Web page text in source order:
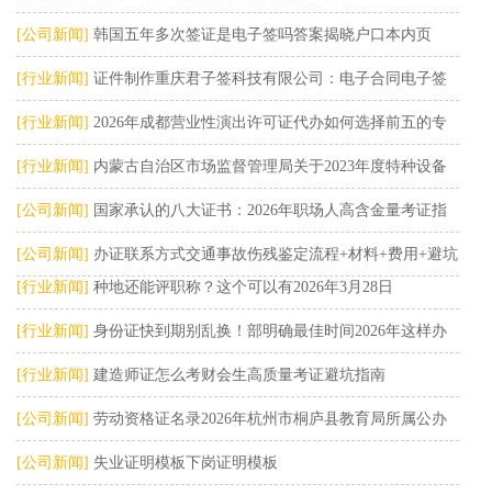
[公司新闻] 韩国五年多次签证是电子签吗答案揭晓户口本内页
[行业新闻] 证件制作重庆君子签科技有限公司：电子合同电子签
章电子签电子签
[行业新闻] 2026年成都营业性演出许可证代办如何选择前五的专
业机构
[行业新闻] 内蒙古自治区市场监督管理局关于2023年度特种设备
证后监督检
[公司新闻] 国家承认的八大证书：2026年职场人高含金量考证指
南与职业进
[公司新闻] 办证联系方式交通事故伤残鉴定流程+材料+费用+避坑
第五步少走
[行业新闻] 种地还能评职称？这个可以有2026年3月28日
[行业新闻] 身份证快到期别乱换！部明确最佳时间2026年这样办
一次就过证
[行业新闻] 建造师证怎么考财会生高质量考证避坑指南
[公司新闻] 劳动资格证名录2026年杭州市桐庐县教育局所属公办
普通高中公
[公司新闻] 失业证明模板下岗证明模板